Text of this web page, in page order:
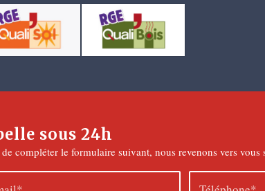
sous 24h
compléter le formulaire suivant, nous revenons vers vous